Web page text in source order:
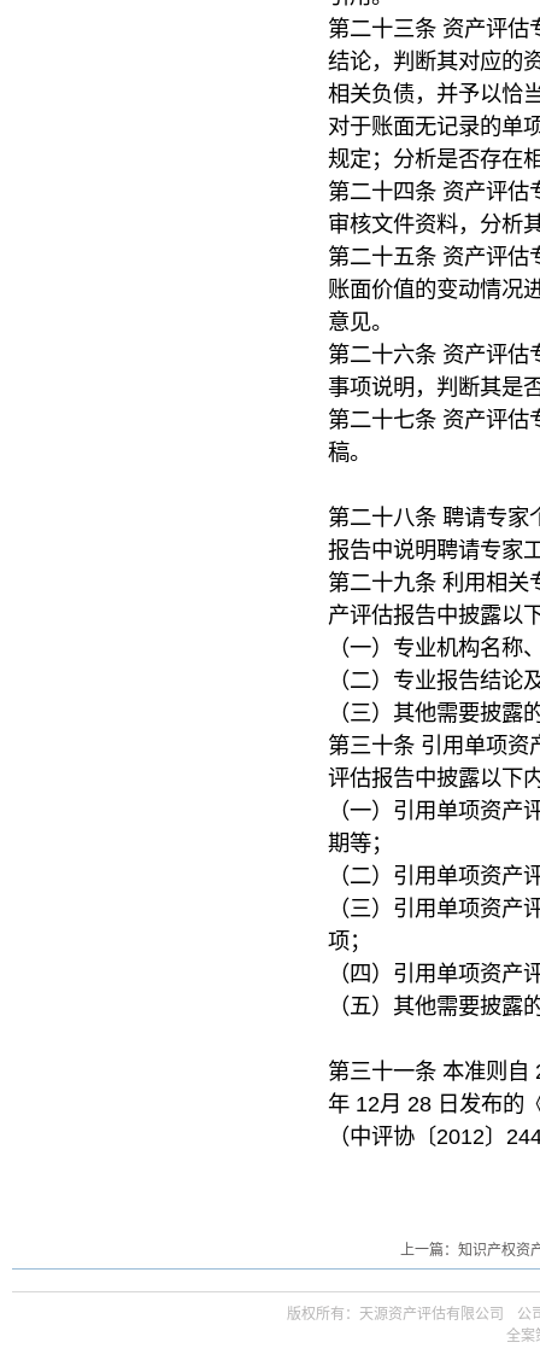
第二十三条 资产评估
结论，判断其对应的
相关负债，并予以恰
对于账面无记录的单
规定；分析是否存在
第二十四条 资产评估
审核文件资料，分析
第二十五条 资产评估
账面价值的变动情况
意见。
第二十六条 资产评估
事项说明，判断其是
第二十七条 资产评估
稿。
第二十八条 聘请专家
报告中说明聘请专家
第二十九条 利用相关
产评估报告中披露以
（一）专业机构名
（二）专业报告结论
（三）其他需要披露
第三十条 引用单项资
评估报告中披露以下
（一）引用单项资
期等；
（二）引用单项资产
（三）引用单项资
项；
（四）引用单项资产
（五）其他需要披露
第三十一条 本准则自
年 12月 28 日发布的
（中评协〔2012〕
上一篇：知识产权资
版权所有：天源资产评估有限公司ㅤ公
全案